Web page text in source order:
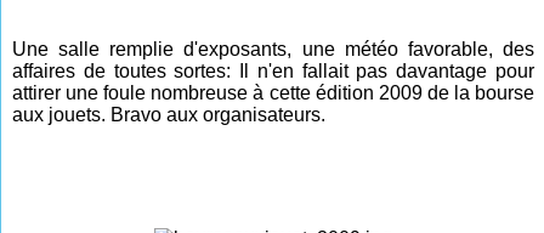
Une salle remplie d'exposants, une météo favorable, des
affaires de toutes sortes: Il n'en fallait pas davantage pour
attirer une foule nombreuse à cette édition 2009 de la bourse
aux jouets. Bravo aux organisateurs.